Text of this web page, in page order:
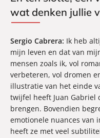
wat denken jullie
Sergio Cabrera: Ik heb
mijn leven en dat van
mensen zoals ik, vol
verbeteren, vol dromen
illustratie van het einde
twijfel heeft Juan Gabriel
brengen. Bovendien
emotionele nuances van
heeft ze met veel